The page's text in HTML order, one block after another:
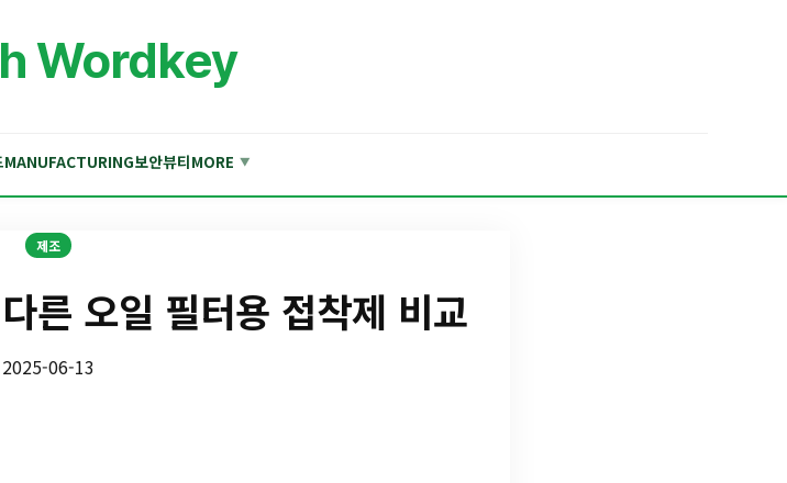
Wordkey
MANUFACTURING보안뷰티MORE ▼
제조
른 오일 필터용 접착제 비교
2025-06-13